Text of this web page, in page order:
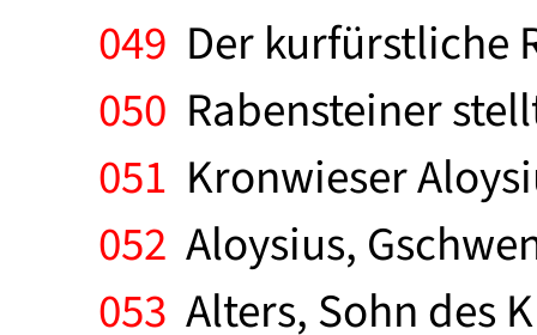
049 Der kurfürstliche
050 Rabensteiner
051 Kronwieser
052 Aloysius,
053 Alters, Sohn des